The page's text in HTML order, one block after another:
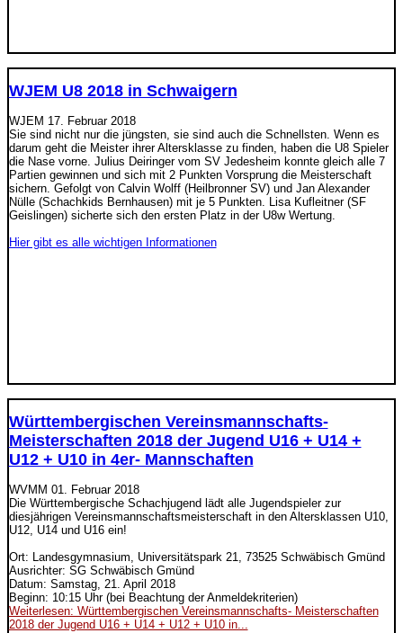
WJEM U8 2018 in Schwaigern
WJEM 17. Februar 2018
Sie sind nicht nur die jüngsten, sie sind auch die Schnellsten. Wenn es
darum geht die Meister ihrer Altersklasse zu finden, haben die U8 Spieler
die Nase vorne. Julius Deiringer vom SV Jedesheim konnte gleich alle 7
Partien gewinnen und sich mit 2 Punkten Vorsprung die Meisterschaft
sichern. Gefolgt von Calvin Wolff (Heilbronner SV) und Jan Alexander
Nülle (Schachkids Bernhausen) mit je 5 Punkten. Lisa Kufleitner (SF
Geislingen) sicherte sich den ersten Platz in der U8w Wertung.
Hier gibt es alle wichtigen Informationen
Württembergischen Vereinsmannschafts-
Meisterschaften 2018 der Jugend U16 + U14 +
U12 + U10 in 4er- Mannschaften
WVMM 01. Februar 2018
Die Württembergische Schachjugend lädt alle Jugendspieler zur
diesjährigen Vereinsmannschaftsmeisterschaft in den Altersklassen U10,
U12, U14 und U16 ein!
Ort: Landesgymnasium, Universitätspark 21, 73525 Schwäbisch Gmünd
Ausrichter: SG Schwäbisch Gmünd
Datum: Samstag, 21. April 2018
Beginn: 10:15 Uhr (bei Beachtung der Anmeldekriterien)
Weiterlesen: Württembergischen Vereinsmannschafts- Meisterschaften
2018 der Jugend U16 + U14 + U12 + U10 in...